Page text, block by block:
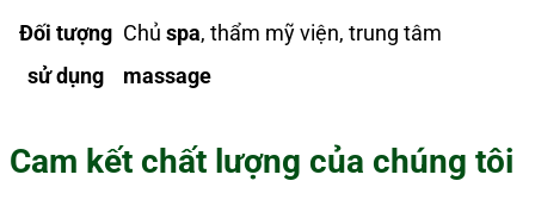
Đối tượng
sử dụng
Chủ spa, thẩm mỹ viện, trung tâm
massage
Cam kết chất lượng của chúng tôi